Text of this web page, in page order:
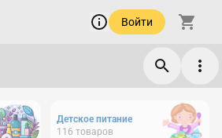
Войти
Детское питание
116 товаров